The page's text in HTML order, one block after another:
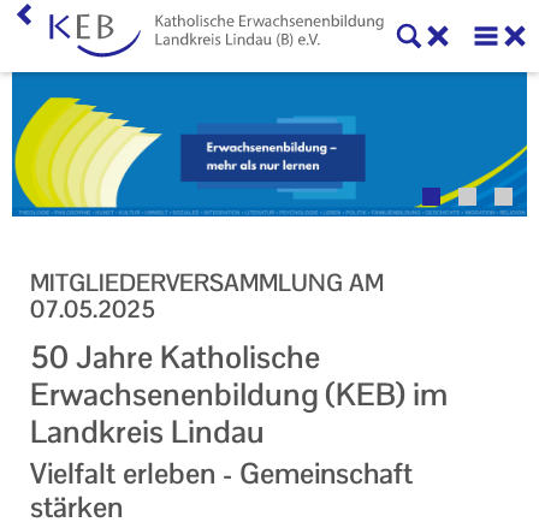
MITGLIEDERVERSAMMLUNG AM
07.05.2025
50 Jahre Katholische
Erwachsenenbildung (KEB) im
Landkreis Lindau
Vielfalt erleben - Gemeinschaft
stärken
Veranstaltungen
Über uns
Neuigkeiten
Kontakt
Impressum
Datenschutzerklärung